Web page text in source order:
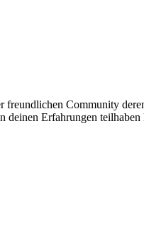
freundlichen Community
deinen Erfahrungen